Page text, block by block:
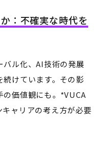
：不確実な時代を
バル化、AI技術の発展
けています。その影
価値観にも。*VUCA
ャリアの考え方が必要